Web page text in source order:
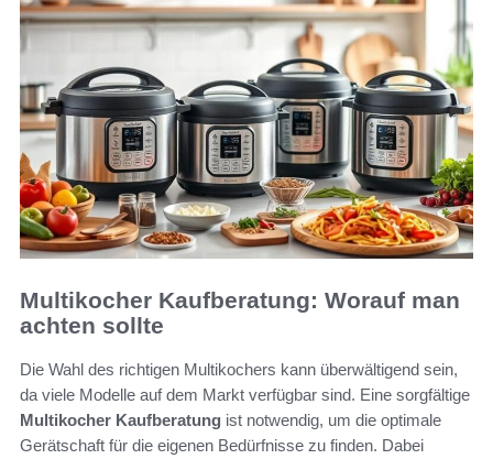
Multikocher Kaufberatung: Worauf man
achten sollte
Die Wahl des richtigen Multikochers kann überwältigend sein,
da viele Modelle auf dem Markt verfügbar sind. Eine sorgfältige
Multikocher Kaufberatung ist notwendig, um die optimale
Gerätschaft für die eigenen Bedürfnisse zu finden. Dabei